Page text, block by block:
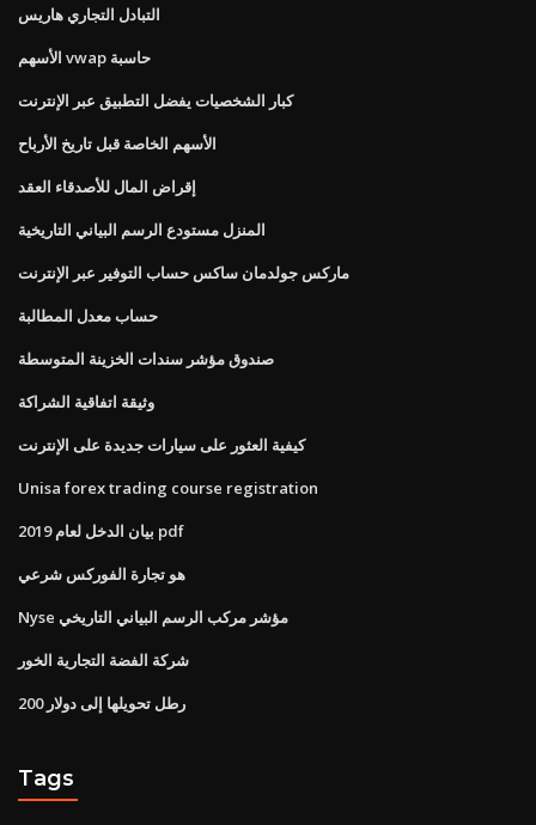
التبادل التجاري هاريس
الأسهم vwap حاسبة
كبار الشخصيات يفضل التطبيق عبر الإنترنت
الأسهم الخاصة قبل تاريخ الأرباح
إقراض المال للأصدقاء العقد
المنزل مستودع الرسم البياني التاريخية
ماركس جولدمان ساكس حساب التوفير عبر الإنترنت
حساب معدل المطالبة
صندوق مؤشر سندات الخزينة المتوسطة
وثيقة اتفاقية الشراكة
كيفية العثور على سيارات جديدة على الإنترنت
Unisa forex trading course registration
بيان الدخل لعام 2019 pdf
هو تجارة الفوركس شرعي
Nyse مؤشر مركب الرسم البياني التاريخي
شركة الفضة التجارية الخور
200 رطل تحويلها إلى دولار
Tags